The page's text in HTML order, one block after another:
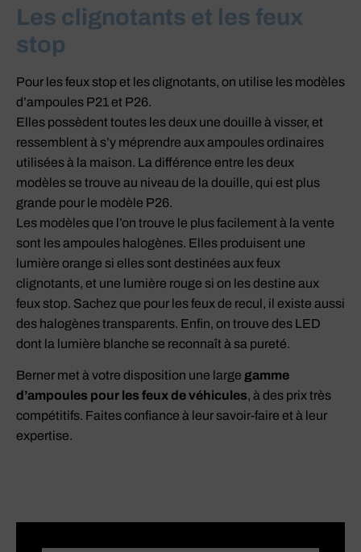
Les clignotants et les feux
stop
Pour les feux stop et les clignotants, on utilise les modèles
d’ampoules P21 et P26.
Elles possèdent toutes les deux une douille à visser, et
ressemblent à s’y méprendre aux ampoules ordinaires
utilisées à la maison. La différence entre les deux
modèles se trouve au niveau de la douille, qui est plus
grande pour le modèle P26.
Les modèles que l’on trouve le plus facilement à la vente
sont les ampoules halogènes. Elles produisent une
lumière orange si elles sont destinées aux feux
clignotants, et une lumière rouge si on les destine aux
feux stop. Sachez que pour les feux de recul, il existe aussi
des halogènes transparents. Enfin, on trouve des LED
dont la lumière blanche se reconnaît à sa pureté.
Berner met à votre disposition une large gamme
d’ampoules pour les feux de véhicules, à des prix très
compétitifs. Faites confiance à leur savoir-faire et à leur
expertise.